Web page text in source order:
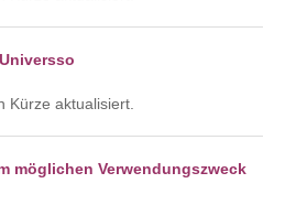
Kürze aktualisiert.
möglichen Verwendungszweck